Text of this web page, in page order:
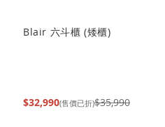
Blair 六斗櫃 (矮櫃)
$32,990(售價已折)$35,990